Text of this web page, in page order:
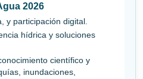
2026
y participación digital.
hídrica y soluciones
científico y
inundaciones,